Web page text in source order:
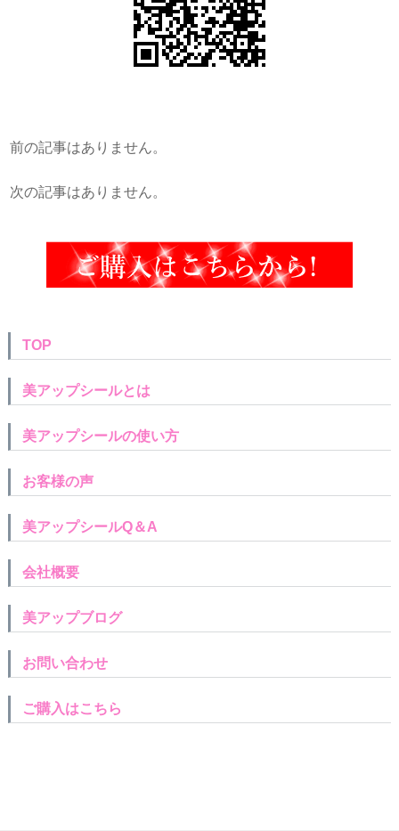
前の記事はありません。
次の記事はありません。
TOP
美アップシールとは
美アップシールの使い方
お客様の声
美アップシールQ＆A
会社概要
美アップブログ
お問い合わせ
ご購入はこちら